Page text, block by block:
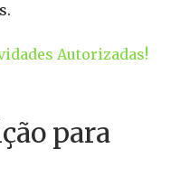
Autorizadas!
para